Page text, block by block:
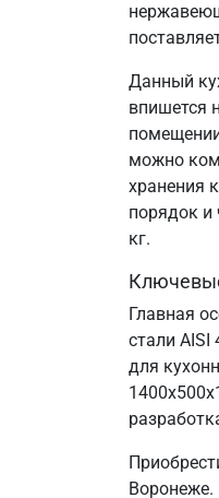
Данный
впишется
можно
хранения
порядок и
кг.
Главная
стали AISI
для
Воронеже.